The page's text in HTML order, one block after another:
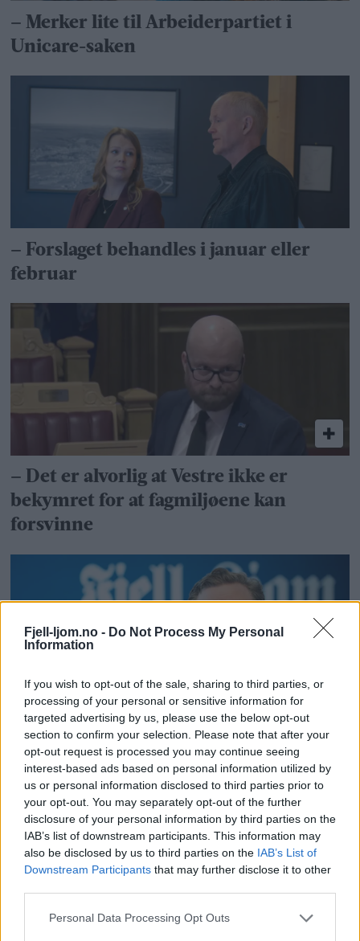
Fjell-ljom.no - Do Not Process My Personal
Information
If you wish to opt-out of the sale, sharing to third parties, or
processing of your personal or sensitive information for
targeted advertising by us, please use the below opt-out
section to confirm your selection. Please note that after your
opt-out request is processed you may continue seeing
interest-based ads based on personal information utilized by
us or personal information disclosed to third parties prior to
your opt-out. You may separately opt-out of the further
disclosure of your personal information by third parties on the
IAB’s list of downstream participants. This information may
also be disclosed by us to third parties on the IAB’s List of
Downstream Participants that may further disclose it to other
Personal Data Processing Opt Outs
– Merker lite til Arbeiderpartiet i
Unicare-saken
– Forslaget behandles i januar eller
februar
– Det er alvorlig at Vestre ikke er
bekymret for at fagmiljøene kan
forsvinne
– Helse er ikke butikk